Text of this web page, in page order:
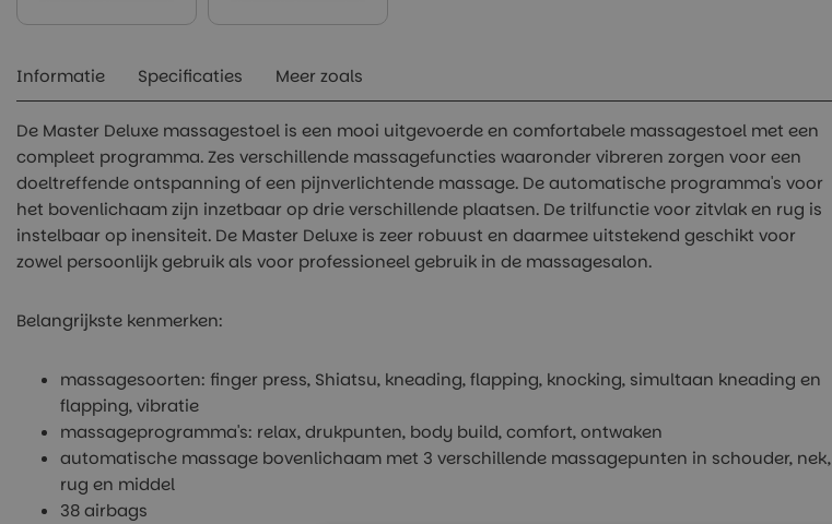
Informatie Specificaties Meer zoals
De Master Deluxe massagestoel is een mooi uitgevoerde en comfortabele massagestoel met een
compleet programma. Zes verschillende massagefuncties waaronder vibreren zorgen voor een
doeltreffende ontspanning of een pijnverlichtende massage. De automatische programma's voor
het bovenlichaam zijn inzetbaar op drie verschillende plaatsen. De trilfunctie voor zitvlak en rug is
instelbaar op inensiteit. De Master Deluxe is zeer robuust en daarmee uitstekend geschikt voor
zowel persoonlijk gebruik als voor professioneel gebruik in de massagesalon.
Belangrijkste kenmerken:
massagesoorten: finger press, Shiatsu, kneading, flapping, knocking, simultaan kneading en
flapping, vibratie
massageprogramma's: relax, drukpunten, body build, comfort, ontwaken
automatische massage bovenlichaam met 3 verschillende massagepunten in schouder, nek,
rug en middel
38 airbags